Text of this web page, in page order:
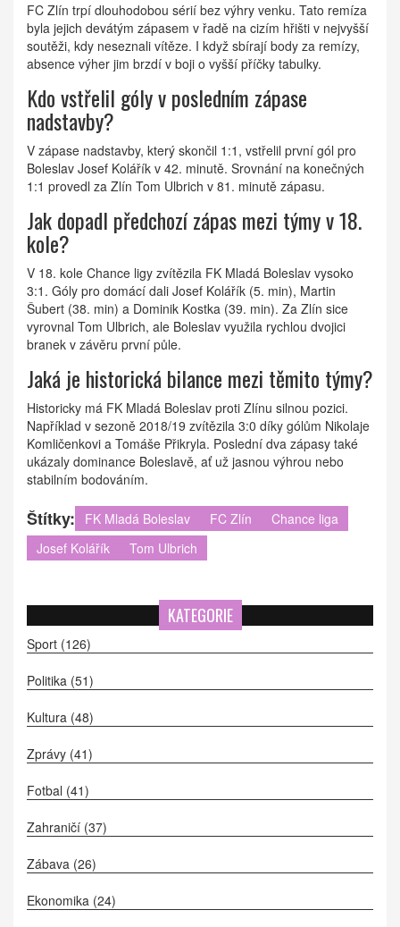
FC Zlín trpí dlouhodobou sérií bez výhry venku. Tato remíza
byla jejich devátým zápasem v řadě na cizím hřišti v nejvyšší
soutěži, kdy neseznali vítěze. I když sbírají body za remízy,
absence výher jim brzdí v boji o vyšší příčky tabulky.
Kdo vstřelil góly v posledním zápase
nadstavby?
V zápase nadstavby, který skončil 1:1, vstřelil první gól pro
Boleslav Josef Kolářík v 42. minutě. Srovnání na konečných
1:1 provedl za Zlín Tom Ulbrich v 81. minutě zápasu.
Jak dopadl předchozí zápas mezi týmy v 18.
kole?
V 18. kole Chance ligy zvítězila FK Mladá Boleslav vysoko
3:1. Góly pro domácí dali Josef Kolářík (5. min), Martin
Šubert (38. min) a Dominik Kostka (39. min). Za Zlín sice
vyrovnal Tom Ulbrich, ale Boleslav využila rychlou dvojici
branek v závěru první půle.
Jaká je historická bilance mezi těmito týmy?
Historicky má FK Mladá Boleslav proti Zlínu silnou pozici.
Například v sezoně 2018/19 zvítězila 3:0 díky gólům Nikolaje
Komličenkovi a Tomáše Přikryla. Poslední dva zápasy také
ukázaly dominance Boleslavě, ať už jasnou výhrou nebo
stabilním bodováním.
Štítky: FK Mladá Boleslav FC Zlín
Chance liga
Josef Kolářík
Tom Ulbrich
KATEGORIE
Sport (126)
Politika (51)
Kultura (48)
Zprávy (41)
Fotbal (41)
Zahraničí (37)
Zábava (26)
Ekonomika (24)